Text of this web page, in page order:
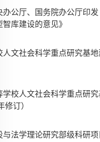
办公厅、国务院办公厅印
库建设的意见》
人文社会科学重点研究基
学校人文社会科学重点研
修订）
与法学理论研究部级科研